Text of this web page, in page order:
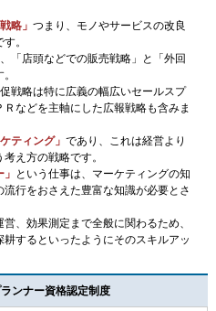
略」 つまり、モノやサービスの改良
。
「店頭などでの販売戦略」と「外回
戦略は特に広義の幅広いセールスプ
などを主軸にした広報戦略も含みま
ティング」 であり、これは経営より
え方の戦略です。
という仕事は、マーケティングの知
行をおさえた豊富な知識が必要とさ
、効果測定まで全般に関わるため、
するといったようにそのスキルアッ
ンナー資格認定制度